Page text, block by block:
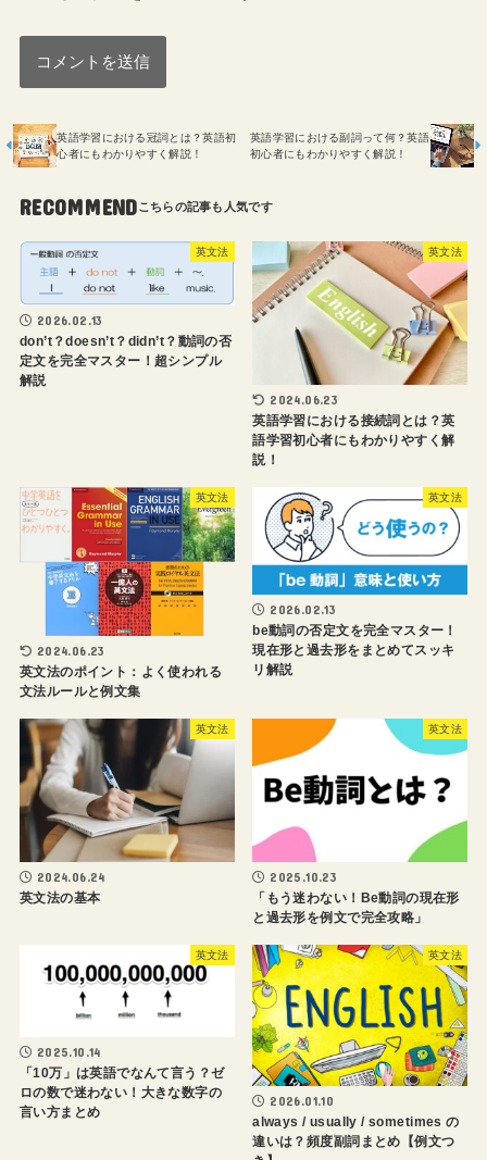
英語学習における冠詞とは？英語初
心者にもわかりやすく解説！
英語学習における副詞って何？英語
初心者にもわかりやすく解説！
RECOMMEND
英文法
2026.02.13
don’t？doesn’t？didn’t？動詞の否
定文を完全マスター！超シンプル
解説
英文法
2024.06.23
英語学習における接続詞とは？英
語学習初心者にもわかりやすく解
説！
英文法
2024.06.23
英文法のポイント：よく使われる
文法ルールと例文集
英文法
2026.02.13
be動詞の否定文を完全マスター！
現在形と過去形をまとめてスッキ
リ解説
英文法
2024.06.24
英文法の基本
英文法
2025.10.23
「もう迷わない！Be動詞の現在形
と過去形を例文で完全攻略」
英文法
2025.10.14
「10万」は英語でなんて言う？ゼ
ロの数で迷わない！大きな数字の
言い方まとめ
英文法
2026.01.10
always / usually / sometimes の
違いは？頻度副詞まとめ【例文つ